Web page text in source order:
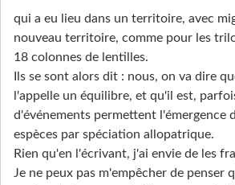
qui a eu lieu dans un territoire, avec
nouveau territoire, comme pour les
18 colonnes de lentilles.
Ils se sont alors dit : nous, on va dire
l'appelle un équilibre, et qu'il est,
d'événements permettent l'émergence
espèces par spéciation allopatrique.
Rien qu'en l'écrivant, j'ai envie de les
Je ne peux pas m'empêcher de penser